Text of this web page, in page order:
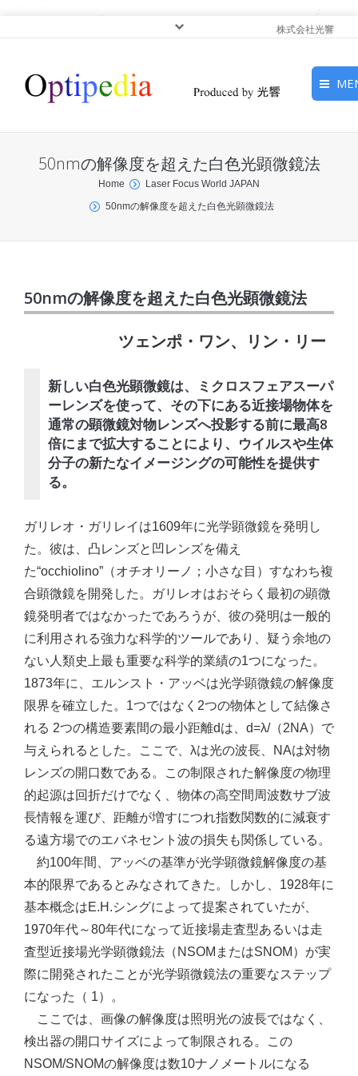
株式会社光響
ピックアップ
光基礎・光源
サービス
50nmの解像度を超えた白色光顕微鏡法
You are here:Home
Laser Focus World JAPAN
50nmの解像度を超えた白色光顕微鏡法
50nmの解像度を超えた白色光顕微鏡法
ツェンポ・ワン、リン・リー
新しい白色光顕微鏡は、ミクロスフェアスーパ
ーレンズを使って、その下にある近接場物体を
通常の顕微鏡対物レンズへ投影する前に最高8
倍にまで拡大することにより、ウイルスや生体
分子の新たなイメージングの可能性を提供す
る。
ガリレオ・ガリレイは1609年に光学顕微鏡を発明し
た。彼は、凸レンズと凹レンズを備え
た“occhiolino”（オチオリーノ；小さな目）すなわち複
合顕微鏡を開発した。ガリレオはおそらく最初の顕微
鏡発明者ではなかったであろうが、彼の発明は一般的
に利用される強力な科学的ツールであり、疑う余地の
ない人類史上最も重要な科学的業績の1つになった。
1873年に、エルンスト・アッベは光学顕微鏡の解像度
限界を確立した。1つではなく2つの物体として結像さ
れる 2つの構造要素間の最小距離dは、d=λ/（2NA）で
与えられるとした。ここで、λは光の波長、NAは対物
レンズの開口数である。この制限された解像度の物理
的起源は回折だけでなく、物体の高空間周波数サブ波
長情報を運び、距離が増すにつれ指数関数的に減衰す
る遠方場でのエバネセント波の損失も関係している。
約100年間、アッベの基準が光学顕微鏡解像度の基
本的限界であるとみなされてきた。しかし、1928年に
基本概念はE.H.シングによって提案されていたが、
1970年代～80年代になって近接場走査型あるいは走
査型近接場光学顕微鏡法（NSOMまたはSNOM）が実
際に開発されたことが光学顕微鏡法の重要なステップ
になった（ 1）。
ここでは、画像の解像度は照明光の波長ではなく、
検出器の開口サイズによって制限される。この
NSOM/SNOMの解像度は数10ナノメートルになる